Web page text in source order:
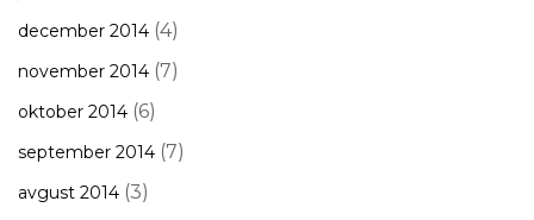
december 2014 (4)
november 2014 (7)
oktober 2014 (6)
september 2014 (7)
avgust 2014 (3)